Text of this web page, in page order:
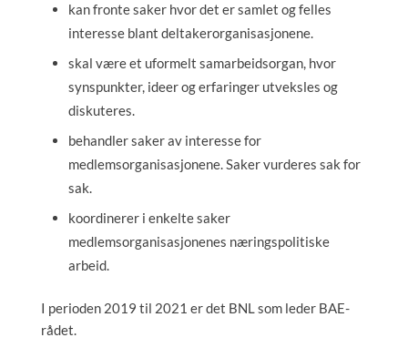
kan fronte saker hvor det er samlet og felles
interesse blant deltakerorganisasjonene.
skal være et uformelt samarbeidsorgan, hvor
synspunkter, ideer og erfaringer utveksles og
diskuteres.
behandler saker av interesse for
medlemsorganisasjonene. Saker vurderes sak for
sak.
koordinerer i enkelte saker
medlemsorganisasjonenes næringspolitiske
arbeid.
I perioden 2019 til 2021 er det BNL som leder BAE-
rådet.